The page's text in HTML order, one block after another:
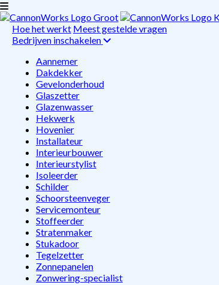
Hoe het werkt Meest gestelde vragen
Bedrijven inschakelen
Aannemer
Dakdekker
Gevelonderhoud
Glaszetter
Glazenwasser
Hekwerk
Hovenier
Installateur
Interieurbouwer
Interieurstylist
Isoleerder
Schilder
Schoorsteenveger
Servicemonteur
Stoffeerder
Stratenmaker
Stukadoor
Tegelzetter
Zonnepanelen
Zonwering-specialist